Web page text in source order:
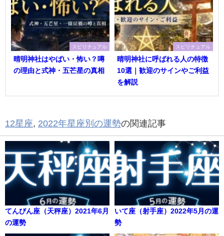
スピリチュアル
晴明神社はやばい・怖い？噂
の理由と式神・五芒星の真相
スピリチュアル
晴明神社に呼ばれる人の特徴
10選｜歓迎のサインやご利益
を解説
12星座, 2022年星座別の運勢の関連記事
てんびん座（天秤座）2021年6月
の運勢
いて座（射手座）2022年5月の運
勢